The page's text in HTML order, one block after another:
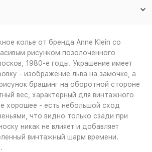
колье от бренда Anne Klein со
рисунком позолоченного
1980-е годы. Украшение имеет
- изображение льва на замочке, а
брашинг на оборотной стороне
вес, характерный для винтажного
хорошее - есть небольшой сход
что видно только сзади при
никак не влияет и добавляет
винтажный шарм времени.